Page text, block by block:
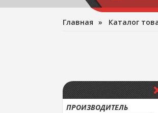
Главная » Каталог
ПРОИЗВОДИТЕЛЬ